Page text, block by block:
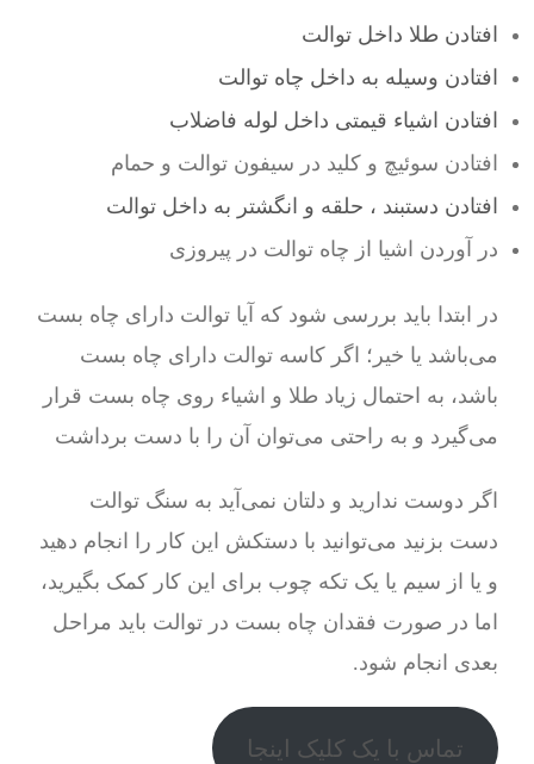
افتادن طلا داخل توالت
افتادن وسیله به داخل چاه توالت
افتادن اشیاء قیمتی داخل لوله فاضلاب
افتادن سوئیچ و کلید در سیفون توالت و حمام
افتادن دستبند ، حلقه و انگشتر به داخل توالت
در آوردن اشیا از چاه توالت در پیروزی
در ابتدا باید بررسی شود که آیا توالت دارای چاه بست
می‌باشد یا خیر؛ اگر کاسه توالت دارای چاه بست
باشد، به احتمال زیاد طلا و اشیاء روی چاه بست قرار
می‌گیرد و به راحتی می‌توان آن را با دست برداشت
اگر دوست ندارید و دلتان نمی‌آید به سنگ توالت
دست بزنید می‌توانید با دستکش این کار را انجام دهید
و یا از سیم یا یک تکه چوب برای این کار کمک بگیرید،
اما در صورت فقدان چاه بست در توالت باید مراحل
بعدی انجام شود.
تماس با یک کلیک اینجا